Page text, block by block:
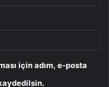
için adım, e-posta